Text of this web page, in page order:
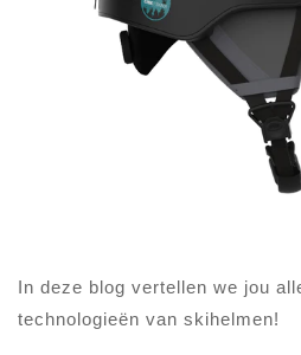
In deze blog vertellen we jou
technologieën van skihelmen!